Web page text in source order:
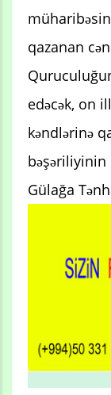
qazanan
edəcək, on
kəndlərinə
bəşəriliyinin
Gülağa